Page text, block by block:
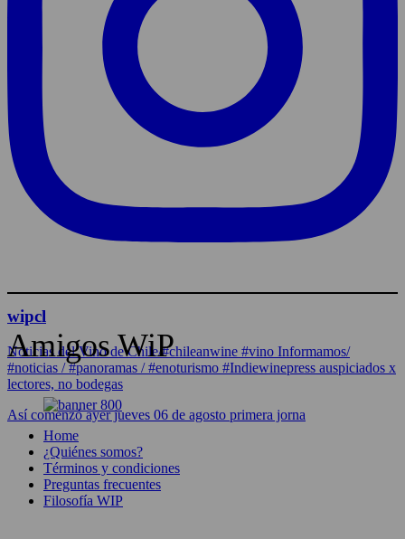
wipcl
Noticias del Vino de Chile/#chileanwine #vino Informamos/
#noticias / #panoramas / #enoturismo #Indiewinepress auspiciados x
lectores, no bodegas
Así comenzó ayer jueves 06 de agosto primera jorna
Amigos WiP
Home
¿Quiénes somos?
Términos y condiciones
Preguntas frecuentes
Filosofía WIP